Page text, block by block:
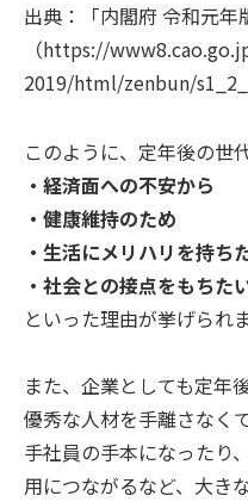
出典：「内閣府 令和元年
（https://
2019/html/zenbun/
このように、定年後の世
・経済面への不安から
・健康維持のため
・生活にメリハリを持ち
・社会との接点をもちた
といった理由が挙げられま
また、企業としても定年
優秀な人材を手離さなく
手社員の手本になったり
用につながるなど、大き